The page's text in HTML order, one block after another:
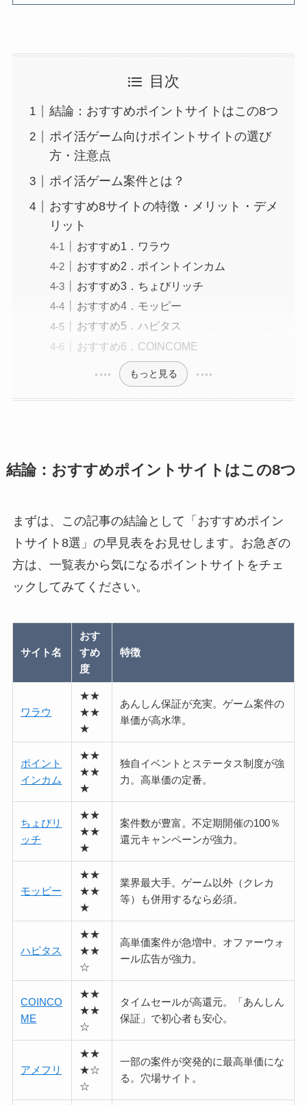
目次
結論：おすすめポイントサイトはこの8つ
ポイ活ゲーム向けポイントサイトの選び
方・注意点
ポイ活ゲーム案件とは？
おすすめ8サイトの特徴・メリット・デメ
リット
おすすめ1．ワラウ
おすすめ2．ポイントインカム
おすすめ3．ちょびリッチ
おすすめ4．モッピー
おすすめ5．ハピタス
おすすめ6．COINCOME
もっと見る
結論：おすすめポイントサイトはこの8つ
まずは、この記事の結論として「おすすめポイン
トサイト8選」の早見表をお見せします。お急ぎの
方は、一覧表から気になるポイントサイトをチェ
ックしてみてください。
サイト名
おす
すめ
度
特徴
ワラウ
★★
★★
★
あんしん保証が充実。ゲーム案件の
単価が高水準。
ポイント
インカム
★★
★★
★
独自イベントとステータス制度が強
力。高単価の定番。
ちょびリ
ッチ
★★
★★
★
案件数が豊富。不定期開催の100％
還元キャンペーンが強力。
モッピー
★★
★★
★
業界最大手。ゲーム以外（クレカ
等）も併用するなら必須。
ハピタス
★★
★★
☆
高単価案件が急増中。オファーウォ
ール広告が強力。
COINCO
ME
★★
★★
☆
タイムセールが高還元。「あんしん
保証」で初心者も安心。
アメフリ
★★
★☆
☆
一部の案件が突発的に最高単価にな
る。穴場サイト。